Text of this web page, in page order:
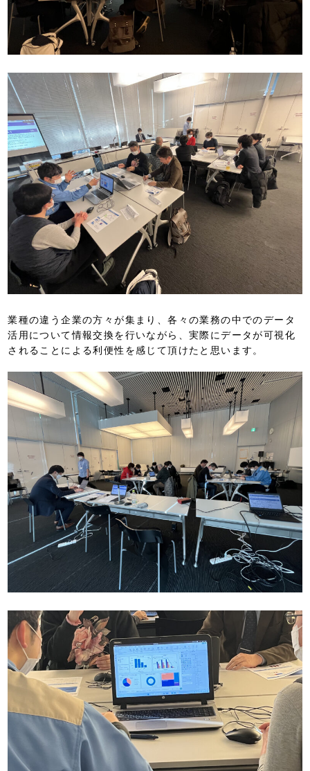
業種の違う企業の方々が集まり、各々の業務の中でのデータ
活用について情報交換を行いながら、実際にデータが可視化
されることによる利便性を感じて頂けたと思います。